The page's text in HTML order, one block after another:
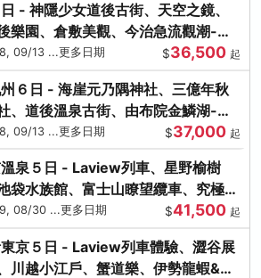
- 神隱少女道後古街、天空之鏡、
樂園、倉敷美觀、今治急流觀潮-台
09/13 ...更多日期 $36,500 起
６日 - 海崖元乃隅神社、三億年秋
、道後溫泉古街、由布院金鱗湖-台
09/13 ...更多日期 $37,000 起
泉５日 - Laview列車、星野榆樹
袋水族館、富士山瞭望纜車、究極海
08/30 ...更多日期 $41,500 起
京５日 - Laview列車體驗、澀谷展
川越小江戶、蟹道樂、伊勢龍蝦&海